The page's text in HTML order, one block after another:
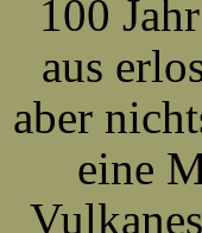
100
aus
aber
eine